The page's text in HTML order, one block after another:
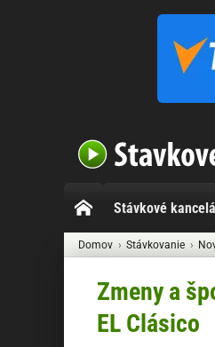
Stávkové
Domov Stávkovanie
Zmeny a
EL Clásico